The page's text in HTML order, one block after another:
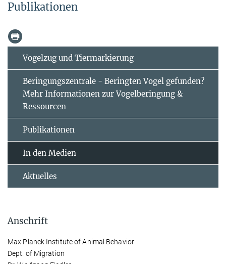
Publikationen
Vogelzug und Tiermarkierung
Beringungszentrale - Beringten Vogel gefunden?
Mehr Informationen zur Vogelberingung &
Ressourcen
Publikationen
In den Medien
Aktuelles
Anschrift
Max Planck Institute of Animal Behavior
Dept. of Migration